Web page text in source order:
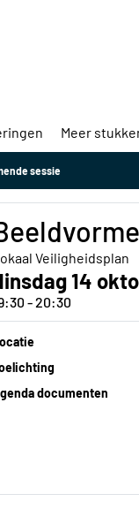
Meer
sessie
Veiligheidsplan
14
- 20:30
documenten